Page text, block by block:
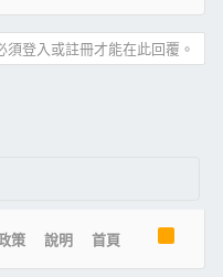
須登入或註冊才能在此回覆。
策 說明 首頁
R
S